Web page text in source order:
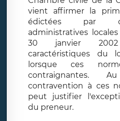
vient affirmer la
édictées par
administratives
30 janvier
caractéristiques du
lorsque ces
contraignantes.
contravention à ces
peut justifier
du preneur.